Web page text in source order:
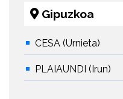
Gipuzkoa
CESA (Urnieta)
PLAIAUNDI (Irun)